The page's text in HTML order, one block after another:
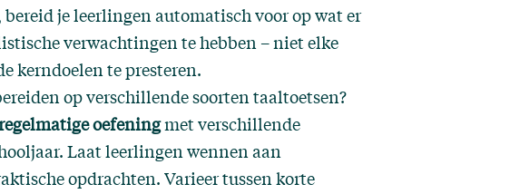
bereid je leerlingen automatisch voor op wat er
verwachtingen te hebben – niet elke
kerndoelen te presteren.
op verschillende soorten taaltoetsen?
oefeningmet verschillende
Laat leerlingen wennen aan
opdrachten. Varieer tussen korte